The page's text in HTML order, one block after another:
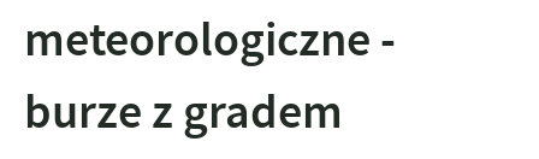
meteorologiczne -
burze z gradem